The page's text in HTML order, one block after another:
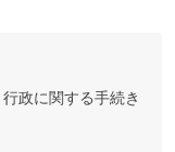
政に関する手続き